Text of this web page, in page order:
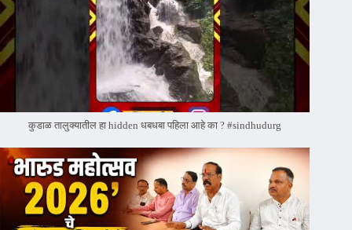
कुडाळ तालुक्यातील हा hidden धबधबा पहिला आहे का ? #sindhudurg